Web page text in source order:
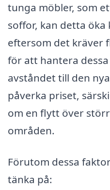
tunga möbler, som
soffor, kan detta öka
eftersom det kräver
för att hantera
avståndet till den
påverka priset,
om en flytt över
områden.
Förutom dessa
tänka på: